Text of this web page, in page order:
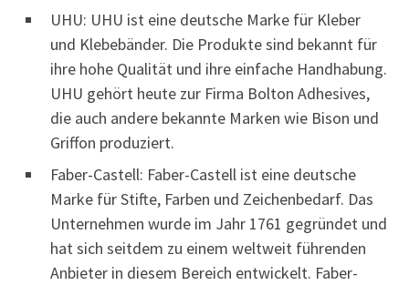
UHU: UHU ist eine deutsche Marke für Kleber
und Klebebänder. Die Produkte sind bekannt für
ihre hohe Qualität und ihre einfache Handhabung.
UHU gehört heute zur Firma Bolton Adhesives,
die auch andere bekannte Marken wie Bison und
Griffon produziert.
Faber-Castell: Faber-Castell ist eine deutsche
Marke für Stifte, Farben und Zeichenbedarf. Das
Unternehmen wurde im Jahr 1761 gegründet und
hat sich seitdem zu einem weltweit führenden
Anbieter in diesem Bereich entwickelt. Faber-